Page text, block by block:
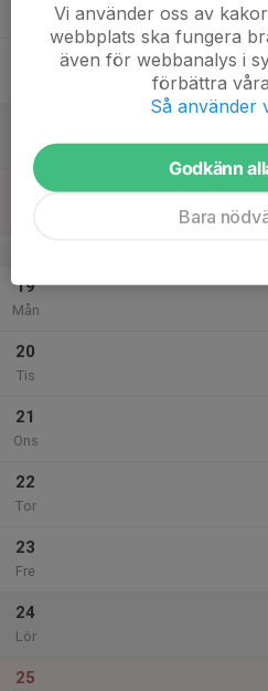
19
Mån
20
Tis
21
Ons
22
Tor
23
Fre
24
Lör
25
Vi använder oss av
webbplats ska fungera
även för webbanalys i
förbättra
Så använder
Godkänn
Bara